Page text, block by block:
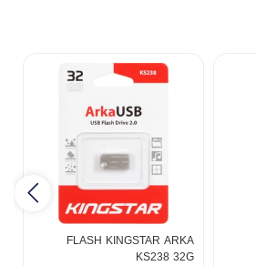
FLASH KINGSTAR ARKA
KS238 32G